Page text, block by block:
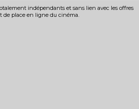
indépendants et sans lien avec les offres
de place en ligne du cinéma.